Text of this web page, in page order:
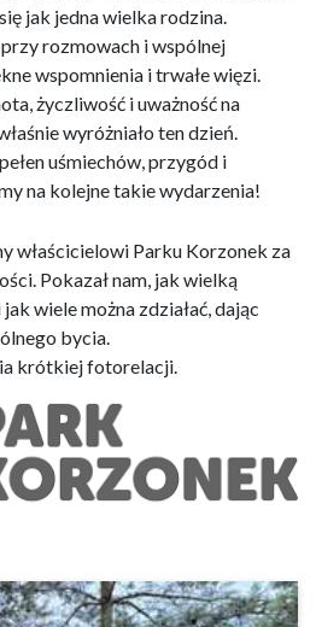
jak jedna wielka rodzina.
rozmowach i wspólnej
wspomnienia i trwałe więzi.
życzliwość i uważność na
wyróżniało ten dzień.
uśmiechów, przygód i
na kolejne takie wydarzenia!
właścicielowi Parku Korzonek za
Pokazał nam, jak wielką
wiele można zdziałać, dając
bycia.
krótkiej fotorelacji.